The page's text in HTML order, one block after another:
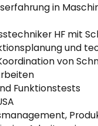
in
HF mit
und
von
Funktionstests